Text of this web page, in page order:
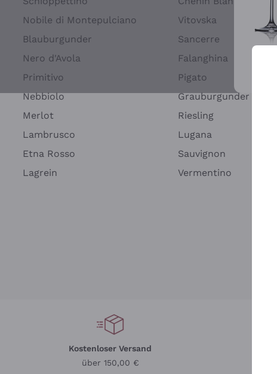
Nobile di Montepulciano
Blauburgunder
Nero d'Avola
Primitivo
Nebbiolo
Merlot
Lambrusco
Etna Rosso
Lagrein
Vitovska
Sancerre
Falanghina
Pigato
Grauburgunder
Riesling
Lugana
Sauvignon
Vermentino
Kostenloser Versand
über 150,00 €